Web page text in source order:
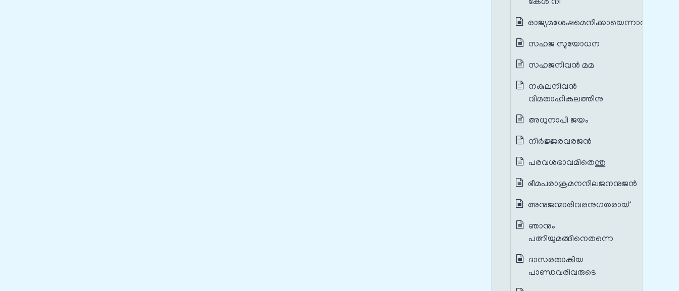
കേള്‍ നീ
രാജ്യമശേഷമെനിക്കായെന്നാല്‍
സഹജ സുയോധന
സഹജനിവന്‍ മമ
നകുലനിവന്‍
വിമതാഹികുലത്തിനു
അധുനാപി ജയം
നിര്‍ജ്ജരവരജന്‍
പരവശഭാവമിതെന്തു
ഭീമപരാക്രമനനിലജനനുജന്‍
അനുജന്മാരിവരനുഗതരായ്
ഞാനും
പത്നിയുമങ്ങിനെതന്നെ
ദാസരതാകിയ
പാണ്ഡവരിവരുടെ